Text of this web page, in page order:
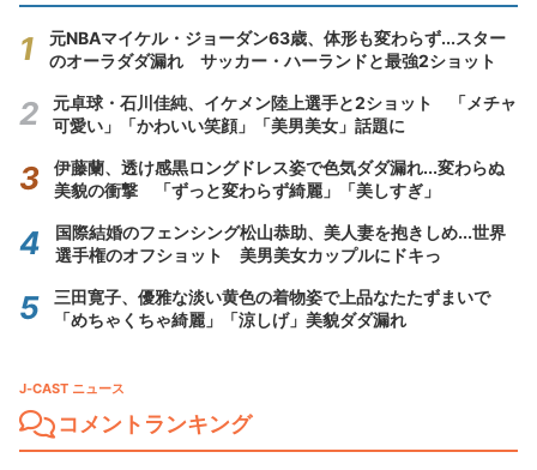
元NBAマイケル・ジョーダン63歳、体形も変わらず...スター
のオーラダダ漏れ サッカー・ハーランドと最強2ショット
元卓球・石川佳純、イケメン陸上選手と2ショット 「メチャ
可愛い」「かわいい笑顔」「美男美女」話題に
伊藤蘭、透け感黒ロングドレス姿で色気ダダ漏れ...変わらぬ
美貌の衝撃 「ずっと変わらず綺麗」「美しすぎ」
国際結婚のフェンシング松山恭助、美人妻を抱きしめ...世界
選手権のオフショット 美男美女カップルにドキっ
三田寛子、優雅な淡い黄色の着物姿で上品なたたずまいで
「めちゃくちゃ綺麗」「涼しげ」美貌ダダ漏れ
J-CAST ニュース
コメントランキング